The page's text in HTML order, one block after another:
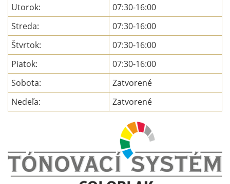
Utorok:
07:30-16:00
Streda:
07:30-16:00
Štvrtok:
07:30-16:00
Piatok:
07:30-16:00
Sobota:
Zatvorené
Nedeľa:
Zatvorené